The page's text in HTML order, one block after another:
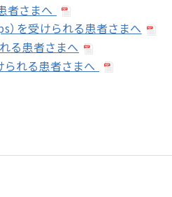
者さまへ
を受けられる患者さまへ
る患者さまへ
れる患者さまへ